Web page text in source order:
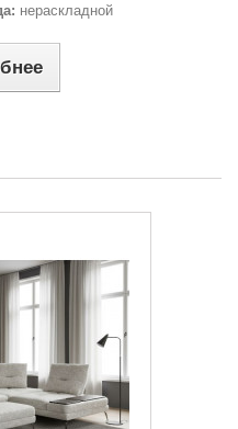
нераскладной